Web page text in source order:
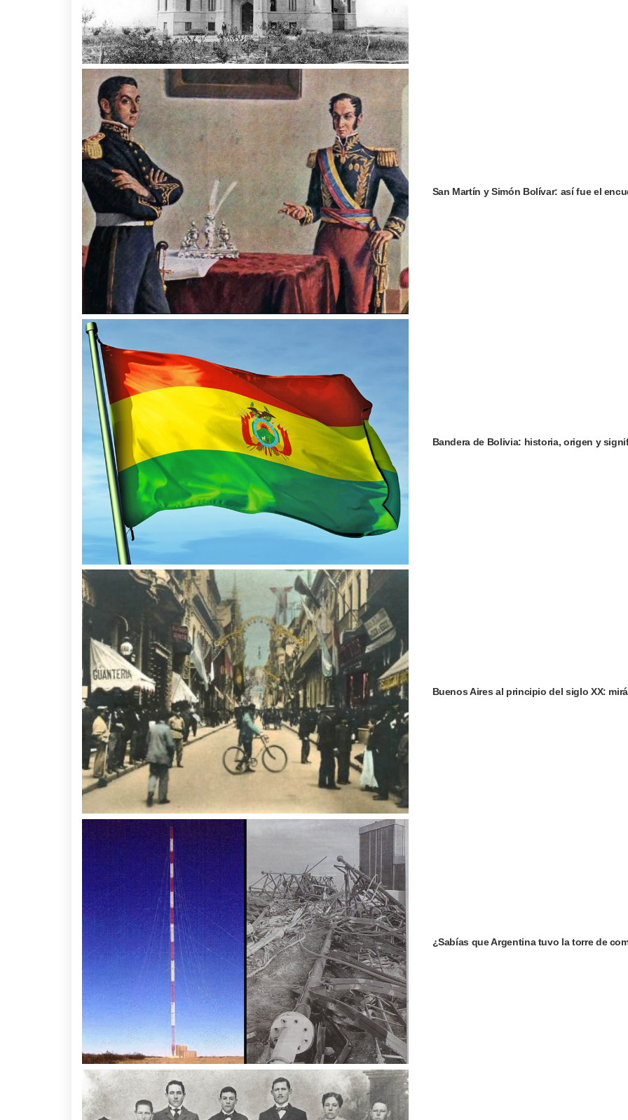
San Martín y Simón Bolívar: así fue el
Bandera de Bolivia: historia, origen y
Buenos Aires al principio del siglo XX:
¿Sabías que Argentina tuvo la torre de